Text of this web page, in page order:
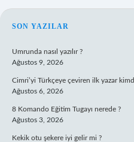
SIDEBAR
SON YAZILAR
Umrunda nasıl yazılır ?
Ağustos 9, 2026
Cimri’yi Türkçeye çeviren ilk yazar
Ağustos 6, 2026
8 Komando Eğitim Tugayı nerede ?
Ağustos 3, 2026
Kekik otu şekere iyi gelir mi ?